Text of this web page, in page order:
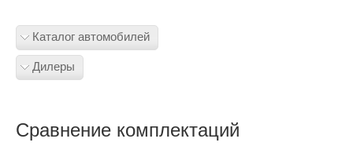
Каталог автомобилей
Дилеры
Сравнение комплектаций